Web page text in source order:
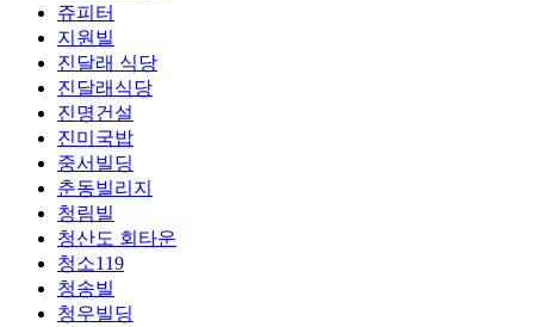
쥬피터
지원빌
진달래 식당
진달래식당
진명건설
진미국밥
중서빌딩
춘동빌리지
청림빌
청산도 회타운
청소119
청송빌
청우빌딩